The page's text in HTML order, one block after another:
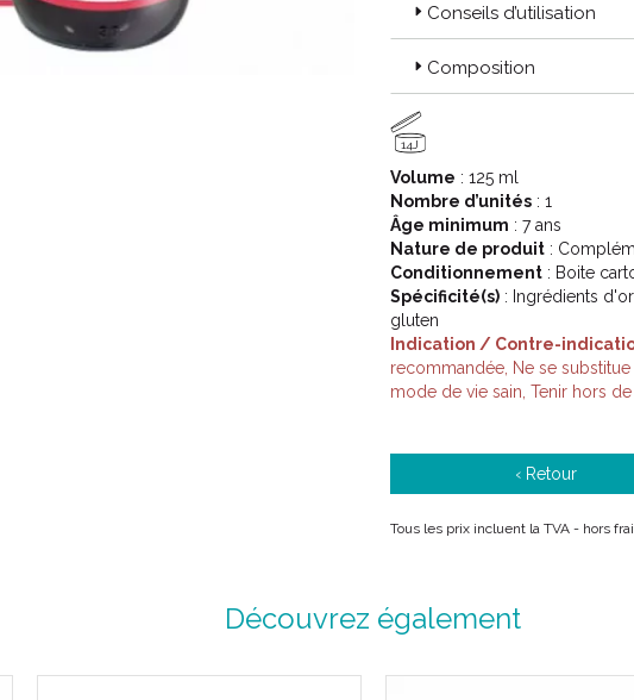
Code EAN : 3700225600357 /
Conseils d’utilisation
Composition
14J
Volume : 125 ml
Nombre d’unités : 1
Âge minimum : 7 ans
Nature de produit :
Conditionnement : Boite
Spécificité(s) : Ingrédients
gluten
Indication / Contre-
recommandée, Ne se
mode de vie sain, Tenir hors
‹ Retour
Tous les prix incluent la TVA - hors
Découvrez également